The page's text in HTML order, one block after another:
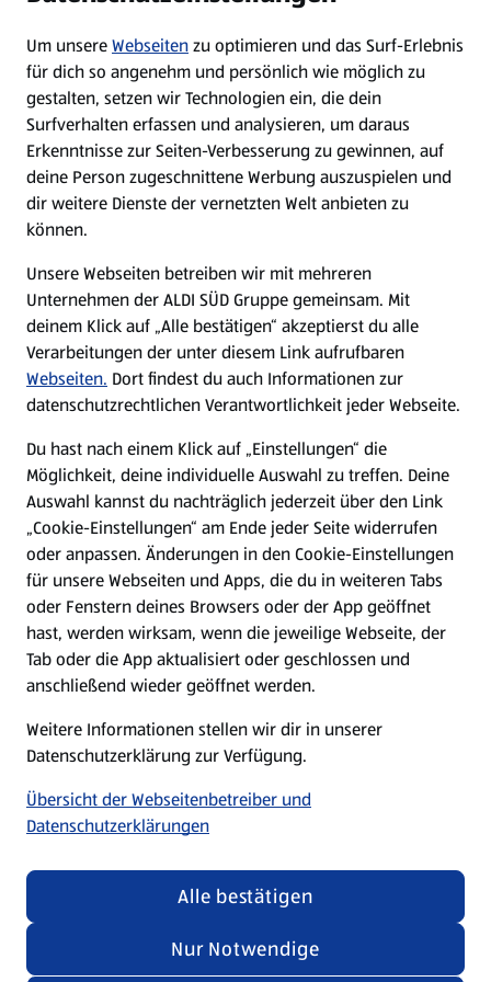
WhatsApp
Über ALDI SÜD
Filialen
Nachhaltigkeit
Karriere
Presse
Hilfe & Kontakt
(öffnet in einem neuen Tab)
Unternehmen
Folge uns hier:
Datenschutz- und Richtlinienmenü
Cookie-Einstellungen
Impressum
Nutzungsbedingungen
Security Policy
Um unsereWebseitenzu optimieren und das Surf-Erlebnis
für dich so angenehm und persönlich wie möglich zu
gestalten, setzen wir Technologien ein, die dein
Surfverhalten erfassen und analysieren, um daraus
Erkenntnisse zur Seiten-Verbesserung zu gewinnen, auf
deine Person zugeschnittene Werbung auszuspielen und
dir weitere Dienste der vernetzten Welt anbieten zu
können.
Unsere Webseiten betreiben wir mit mehreren
Unternehmen der ALDI SÜD Gruppe gemeinsam. Mit
deinem Klick auf „Alle bestätigen“ akzeptierst du alle
Verarbeitungen der unter diesem Link aufrufbaren
Webseiten. Dort findest du auch Informationen zur
datenschutzrechtlichen Verantwortlichkeit jeder Webseite.
Du hast nach einem Klick auf „Einstellungen“ die
Möglichkeit, deine individuelle Auswahl zu treffen. Deine
Auswahl kannst du nachträglich jederzeit über den Link
„Cookie-Einstellungen“ am Ende jeder Seite widerrufen
oder anpassen. Änderungen in den Cookie-Einstellungen
für unsere Webseiten und Apps, die du in weiteren Tabs
oder Fenstern deines Browsers oder der App geöffnet
hast, werden wirksam, wenn die jeweilige Webseite, der
Tab oder die App aktualisiert oder geschlossen und
anschließend wieder geöffnet werden.
Weitere Informationen stellen wir dir in unserer
Datenschutzerklärung zur Verfügung.
Übersicht der Webseitenbetreiber und
Datenschutzerklärungen
Nur Notwendige
Alle bestätigen